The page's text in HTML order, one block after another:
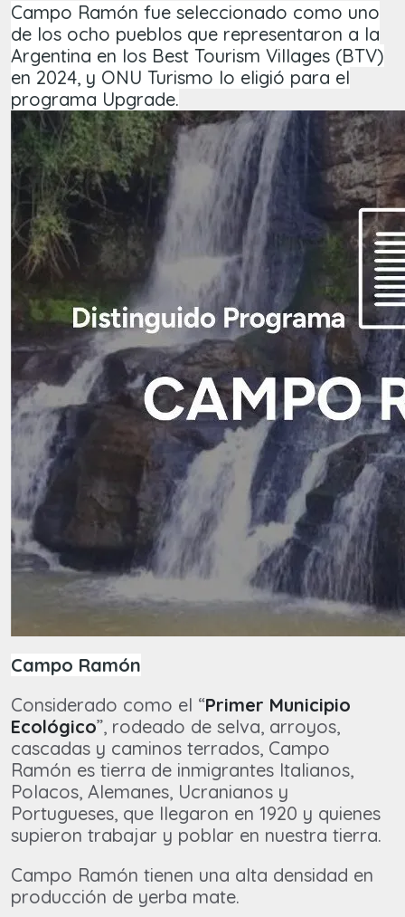
Campo Ramón fue seleccionado como uno
de los ocho pueblos que representaron a la
Argentina en los Best Tourism Villages (BTV)
en 2024, y ONU Turismo lo eligió para el
programa Upgrade.
Campo Ramón
Considerado como el “Primer Municipio
Ecológico”, rodeado de selva, arroyos,
cascadas y caminos terrados, Campo
Ramón es tierra de inmigrantes Italianos,
Polacos, Alemanes, Ucranianos y
Portugueses, que llegaron en 1920 y quienes
supieron trabajar y poblar en nuestra tierra.
Campo Ramón tienen una alta densidad en
producción de yerba mate.